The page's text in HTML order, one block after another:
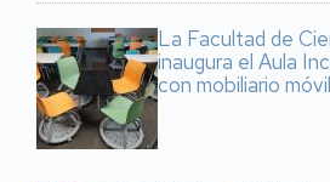
La Facultad de
inaugura el Aula
con mobiliario